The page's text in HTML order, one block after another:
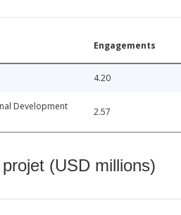
Engagements
4.20
Development
2.57
(USD millions)